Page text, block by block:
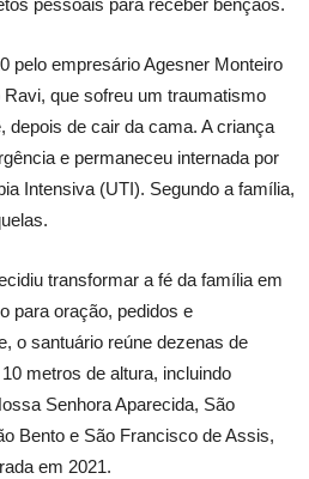
pessoais para receber bênçãos.
pelo empresário Agesner Monteiro
que sofreu um traumatismo
depois de cair da cama. A criança
e permaneceu internada por
Intensiva (UTI). Segundo a família,
transformar a fé da família em
para oração, pedidos e
o santuário reúne dezenas de
metros de altura, incluindo
Senhora Aparecida, São
Bento e São Francisco de Assis,
em 2021.